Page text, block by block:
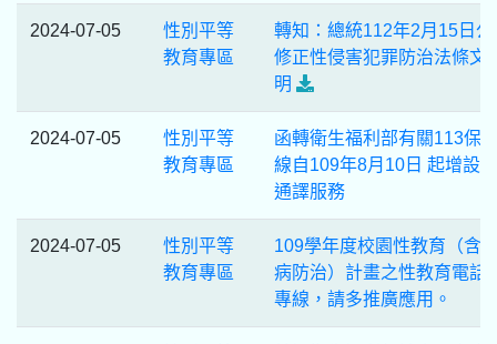
2024-07-05
性別平等
教育專區
轉知：總統112年2月15日公
修正性侵害犯罪防治法條文
明
2024-07-05
性別平等
教育專區
函轉衛生福利部有關113保
線自109年8月10日 起增設
通譯服務
2024-07-05
性別平等
教育專區
109學年度校園性教育（含
病防治）計畫之性教育電話
專線，請多推廣應用。